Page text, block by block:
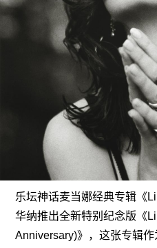
乐坛神话麦当娜经典专辑《
华纳推出全新特别纪念版《
Anniversary)》，这张专辑